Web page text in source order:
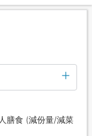
膳食 (減份量/減菜